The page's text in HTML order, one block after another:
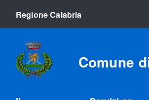
Regione Calabria
Comune